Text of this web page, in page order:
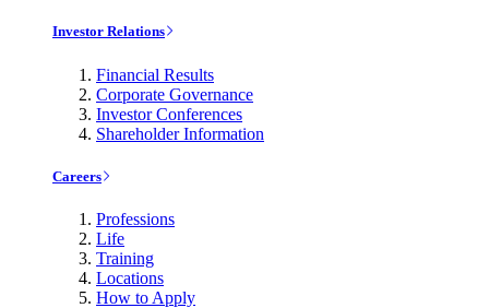
Investor Relations
Financial Results
Corporate Governance
Investor Conferences
Shareholder Information
Careers
Professions
Life
Training
Locations
How to Apply